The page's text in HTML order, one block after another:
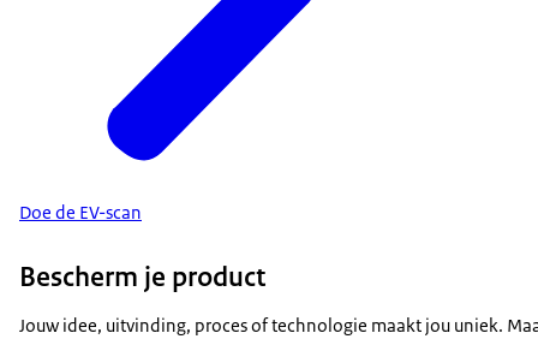
Doe de EV-scan
Bescherm je product
Jouw idee, uitvinding, proces of technologie maakt jou uniek.